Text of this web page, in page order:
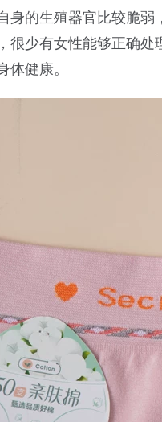
身的生殖器官比较脆
很少有女性能够正确
体健康。